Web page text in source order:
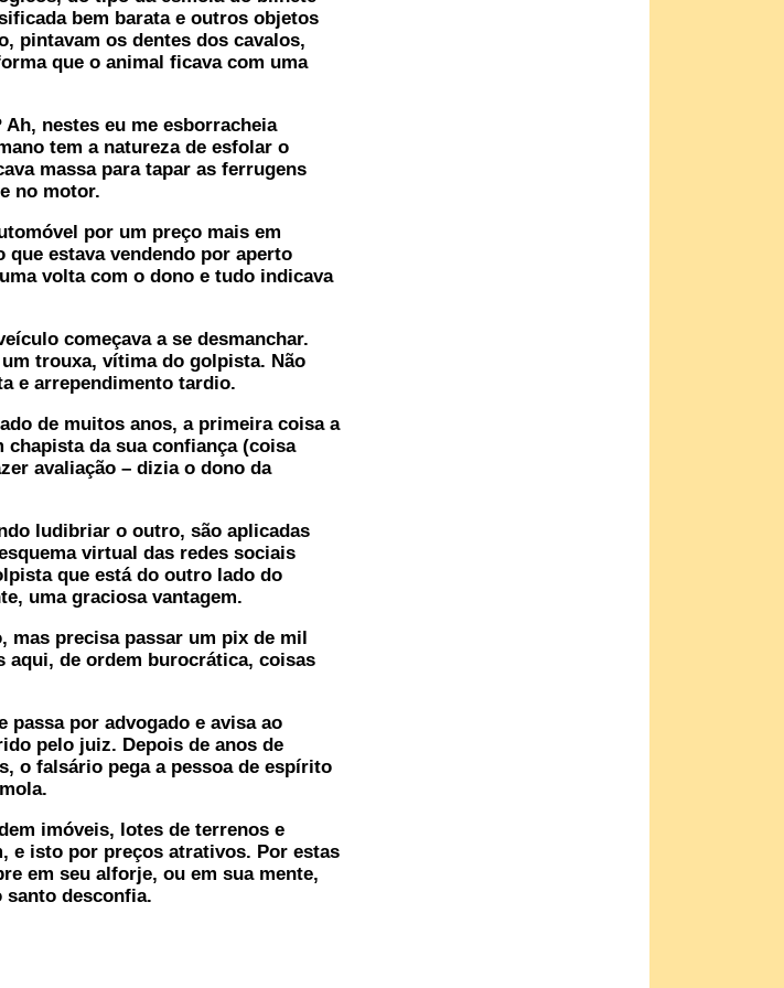
bem barata e outros objetos
pintavam os dentes dos cavalos,
que o animal ficava com uma
nestes eu me esborracheia
tem a natureza de esfolar o
massa para tapar as ferrugens
no motor.
por um preço mais em
que estava vendendo por aperto
volta com o dono e tudo indicava
começava a se desmanchar.
trouxa, vítima do golpista. Não
e arrependimento tardio.
de muitos anos, a primeira coisa a
chapista da sua confiança (coisa
avaliação – dizia o dono da
ludibriar o outro, são aplicadas
virtual das redes sociais
que está do outro lado do
uma graciosa vantagem.
precisa passar um pix de mil
aqui, de ordem burocrática, coisas
passa por advogado e avisa ao
pelo juiz. Depois de anos de
o falsário pega a pessoa de espírito
imóveis, lotes de terrenos e
e isto por preços atrativos. Por estas
em seu alforje, ou em sua mente,
o santo desconfia.